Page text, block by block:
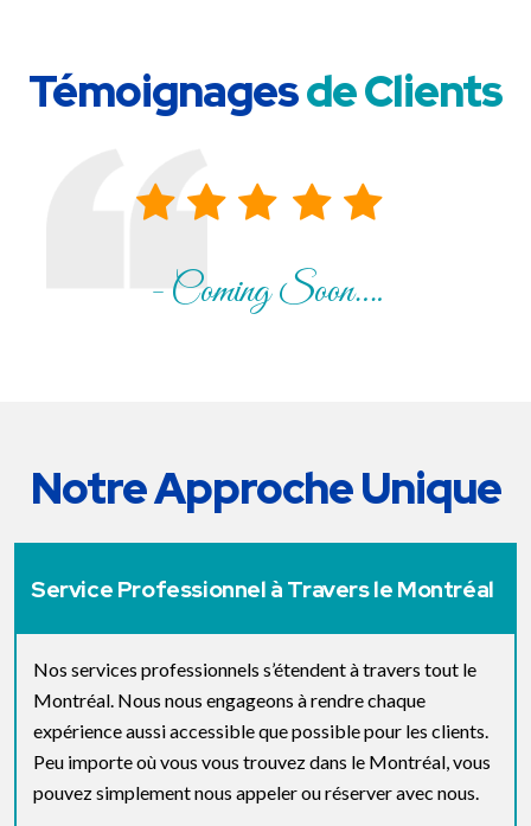
Témoignagesde Clients
- Coming Soon….
Notre Approche Unique
Service Professionnel à Travers le Montréal
Nos services professionnels s’étendent à travers tout le
Montréal. Nous nous engageons à rendre chaque
expérience aussi accessible que possible pour les clients.
Peu importe où vous vous trouvez dans le Montréal, vous
pouvez simplement nous appeler ou réserver avec nous.